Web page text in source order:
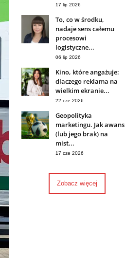
17 lip 2026
To, co w środku,
nadaje sens całemu
procesowi
logistyczne...
06 lip 2026
Kino, które angażuje:
dlaczego reklama na
wielkim ekranie...
22 cze 2026
Geopolityka
marketingu. Jak awans
(lub jego brak) na
mist...
17 cze 2026
Zobacz więcej